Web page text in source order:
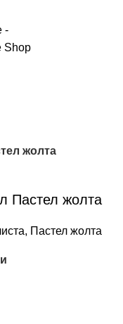
жолта
Пастел жолта
Пастел жолта